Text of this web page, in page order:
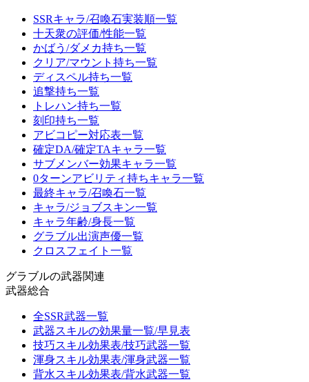
SSRキャラ/召喚石実装順一覧
十天衆の評価/性能一覧
かばう/ダメカ持ち一覧
クリア/マウント持ち一覧
ディスペル持ち一覧
追撃持ち一覧
トレハン持ち一覧
刻印持ち一覧
アビコピー対応表一覧
確定DA/確定TAキャラ一覧
サブメンバー効果キャラ一覧
0ターンアビリティ持ちキャラ一覧
最終キャラ/召喚石一覧
キャラ/ジョブスキン一覧
キャラ年齢/身長一覧
グラブル出演声優一覧
クロスフェイト一覧
グラブルの武器関連
武器総合
全SSR武器一覧
武器スキルの効果量一覧/早見表
技巧スキル効果表/技巧武器一覧
渾身スキル効果表/渾身武器一覧
背水スキル効果表/背水武器一覧